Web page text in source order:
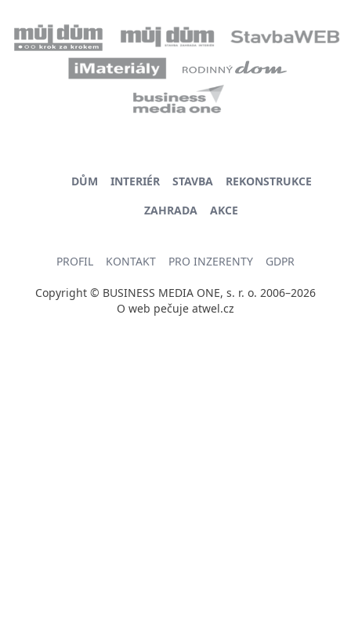
DŮM INTERIÉR STAVBA
REKONSTRUKCE
ZAHRADA
AKCE
PROFIL KONTAKT PRO INZERENTY GDPR
Copyright © BUSINESS MEDIA ONE, s. r. o. 2006–2026